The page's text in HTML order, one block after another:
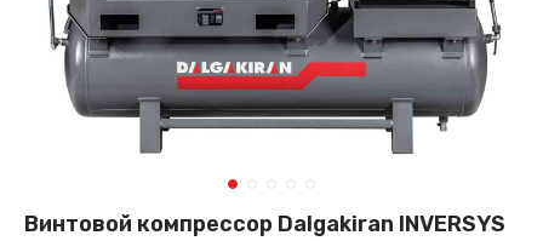
Винтовой компрессор Dalgakiran INVERSYS